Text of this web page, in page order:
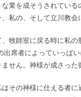
業を成そうされてい
私の、そして立川教会
牧師室に戻る時に私
席者によっていっぱ
せん。神様が成さった
その神様に仕える者